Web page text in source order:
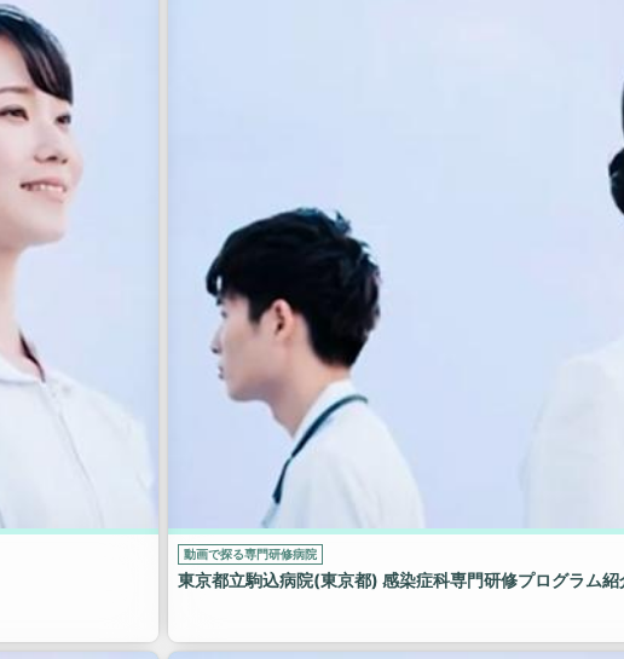
動画で探る専門研修病院
東京都立駒込病院(東京都) 感染症科専門研修プログラム